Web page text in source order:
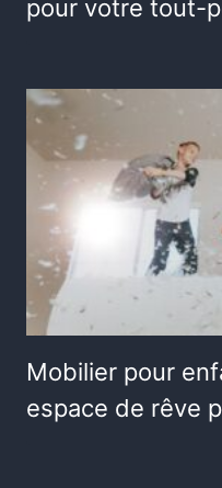
pour votre tout-
Mobilier pour
espace de rêve